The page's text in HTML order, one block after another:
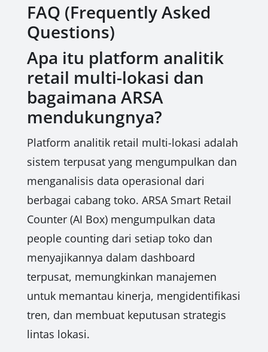
FAQ (Frequently Asked
Questions)
Apa itu platform analitik
retail multi-lokasi dan
bagaimana ARSA
mendukungnya?
Platform analitik retail multi-lokasi adalah
sistem terpusat yang mengumpulkan dan
menganalisis data operasional dari
berbagai cabang toko. ARSA Smart Retail
Counter (AI Box) mengumpulkan data
people counting dari setiap toko dan
menyajikannya dalam dashboard
terpusat, memungkinkan manajemen
untuk memantau kinerja, mengidentifikasi
tren, dan membuat keputusan strategis
lintas lokasi.